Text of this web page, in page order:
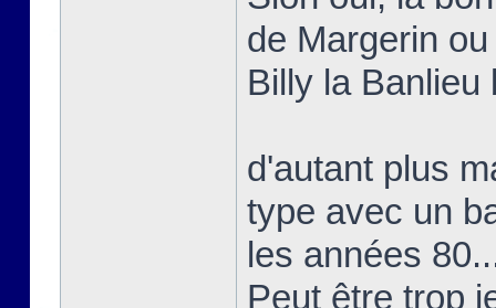
de Margerin
Billy la Banlieu
d'autant plus
type avec un
les années
Peut être trop